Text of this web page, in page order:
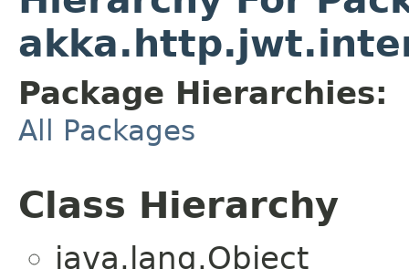
Package Hierarchies:
All Packages
Class Hierarchy
java.lang.Object